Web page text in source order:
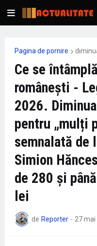
Pagina de pornire
Ce se
românești -
2026.
pentru „mulți
semnalată de
Simion
de 280 și
lei
de Reporter - 27 mai